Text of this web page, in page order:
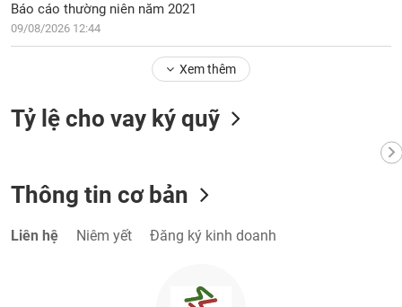
Báo cáo thường niên năm 2021
09/08/2026 12:44
Xem thêm
Tỷ lệ cho vay ký quỹ
Thông tin cơ bản
Liên hệ Niêm yết Đăng ký kinh doanh